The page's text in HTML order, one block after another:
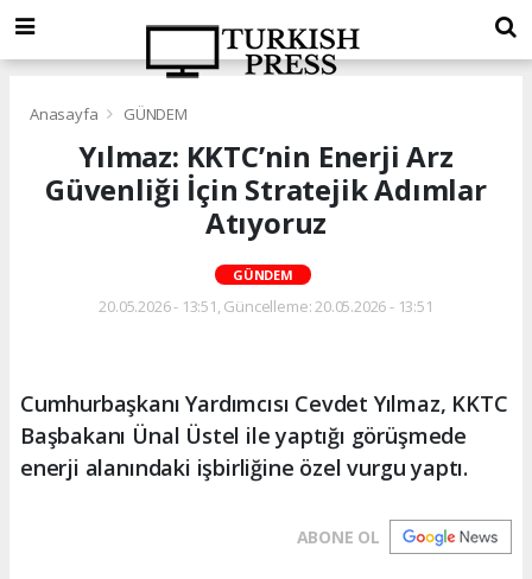
Anasayfa GÜNDEM
Yılmaz: KKTC’nin Enerji Arz
Güvenliği İçin Stratejik Adımlar
Atıyoruz
GÜNDEM
20.05.2026 - 13:51, Güncelleme: 20.05.2026 - 13:51
Cumhurbaşkanı Yardımcısı Cevdet Yılmaz, KKTC
Başbakanı Ünal Üstel ile yaptığı görüşmede
enerji alanındaki işbirliğine özel vurgu yaptı.
ABONE OL